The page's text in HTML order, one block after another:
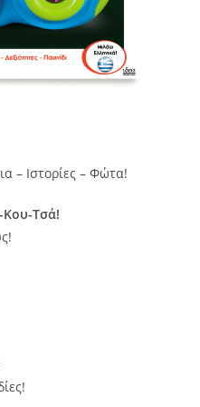
– Ιστορίες – Φώτα!
Κου-Τσά!